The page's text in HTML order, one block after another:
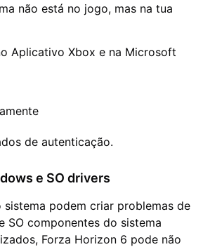
não está no jogo, mas na tua
Aplicativo Xbox e na Microsoft
de autenticação.
e SO drivers
sistema podem criar problemas de
SO componentes do sistema
Forza Horizon 6 pode não